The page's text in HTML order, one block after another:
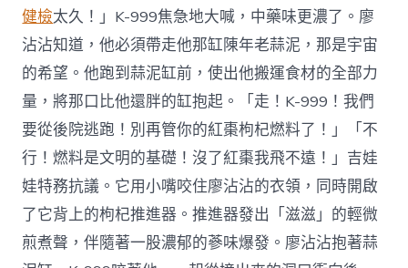
健檢太久！」K-999焦急地大喊，中藥味更濃了。廖
沾沾知道，他必須帶走他那缸陳年老蒜泥，那是宇宙
的希望。他跑到蒜泥缸前，使出他搬運食材的全部力
量，將那口比他還胖的缸抱起。「走！K-999！我們
要從後院逃跑！別再管你的紅棗枸杞燃料了！」「不
行！燃料是文明的基礎！沒了紅棗我飛不遠！」吉娃
娃特務抗議。它用小嘴咬住廖沾沾的衣領，同時開啟
了它背上的枸杞推進器。推進器發出「滋滋」的輕微
煎煮聲，伴隨著一股濃郁的蔘味爆發。廖沾沾抱著蒜